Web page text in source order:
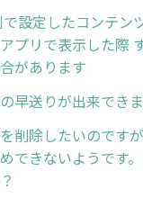
で設定したコンテン
プリで表示した際
があります
の早送りが出来でき
を削除したいのです
できないようです